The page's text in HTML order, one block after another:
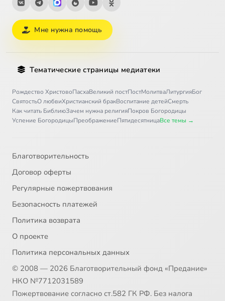
Мне нужна помощь
Тематические страницы медиатеки
Рождество ХристовоПасхаВеликий постПостМолитваЛитургияБог
СвятостьО любвиХристианский бракВоспитание детейСмерть
Как читать БиблиюЗачем нужна религияПокров Богородицы
Успение БогородицыПреображениеПятидесятницаВсе темы →
Благотворительность
Договор оферты
Регулярные пожертвования
Безопасность платежей
Политика возврата
О проекте
Политика персональных данных
© 2008 — 2026 Благотворительный фонд «Предание»
НКО №7712031589
Пожертвование согласно ст.582 ГК РФ. Без налога